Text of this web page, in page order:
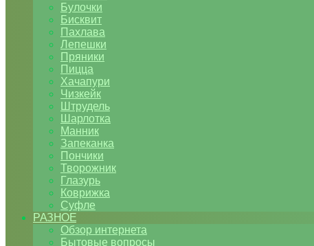
Булочки
Бисквит
Пахлава
Лепешки
Пряники
Пицца
Хачапури
Чизкейк
Штрудель
Шарлотка
Манник
Запеканка
Пончики
Творожник
Глазурь
Коврижка
Суфле
РАЗНОЕ
Обзор интернета
Бытовые вопросы